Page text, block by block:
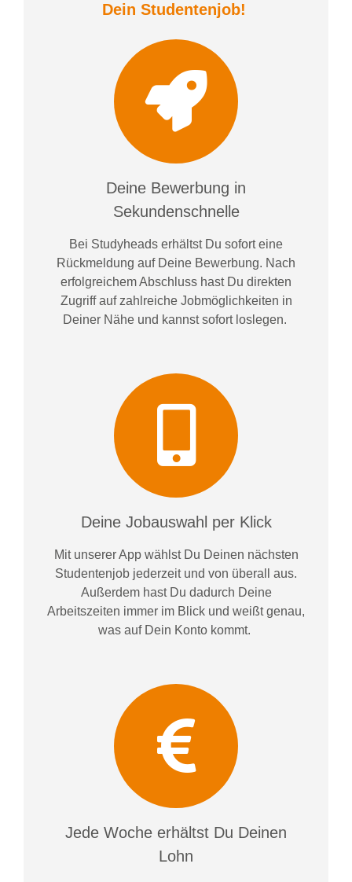
Dein Studentenjob!
Deine Bewerbung in
Sekundenschnelle
Bei Studyheads erhältst Du sofort eine
Rückmeldung auf Deine Bewerbung. Nach
erfolgreichem Abschluss hast Du direkten
Zugriff auf zahlreiche Jobmöglichkeiten in
Deiner Nähe und kannst sofort loslegen.
Deine Jobauswahl per Klick
Mit unserer App wählst Du Deinen nächsten
Studentenjob jederzeit und von überall aus.
Außerdem hast Du dadurch Deine
Arbeitszeiten immer im Blick und weißtgenau,
was auf Dein Konto kommt.
Jede Woche erhältst Du Deinen
Lohn